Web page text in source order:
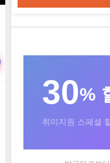
30%
취미지원 스페셜